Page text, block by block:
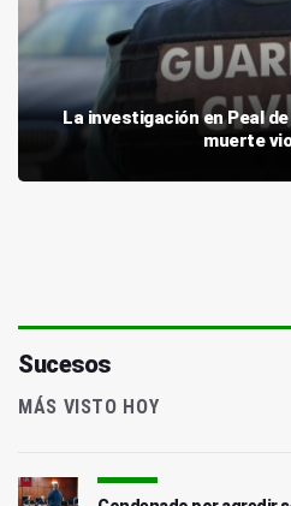
La investigación en Peal
muerte
Sucesos
MÁS VISTO HOY